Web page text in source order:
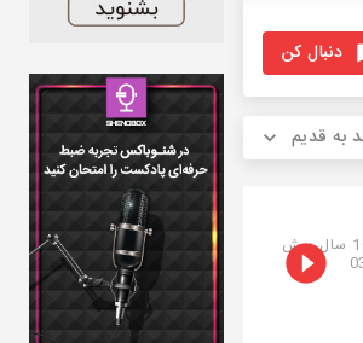
دنبال کن
به قدیم
پیش